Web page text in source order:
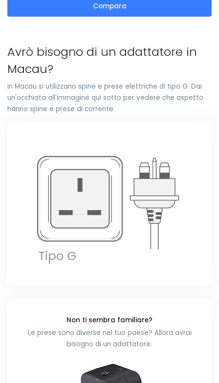
Compara
Avrò bisogno di un adattatore in
Macau?
In Macau si utilizzano spine e prese elettriche di tipo G. Dai
un'occhiata all'immagine qui sotto per vedere che aspetto
hanno spine e prese di corrente:
Non ti sembra familiare?
Le prese sono diverse nel tuo paese? Allora avrai
bisogno di un adattatore.